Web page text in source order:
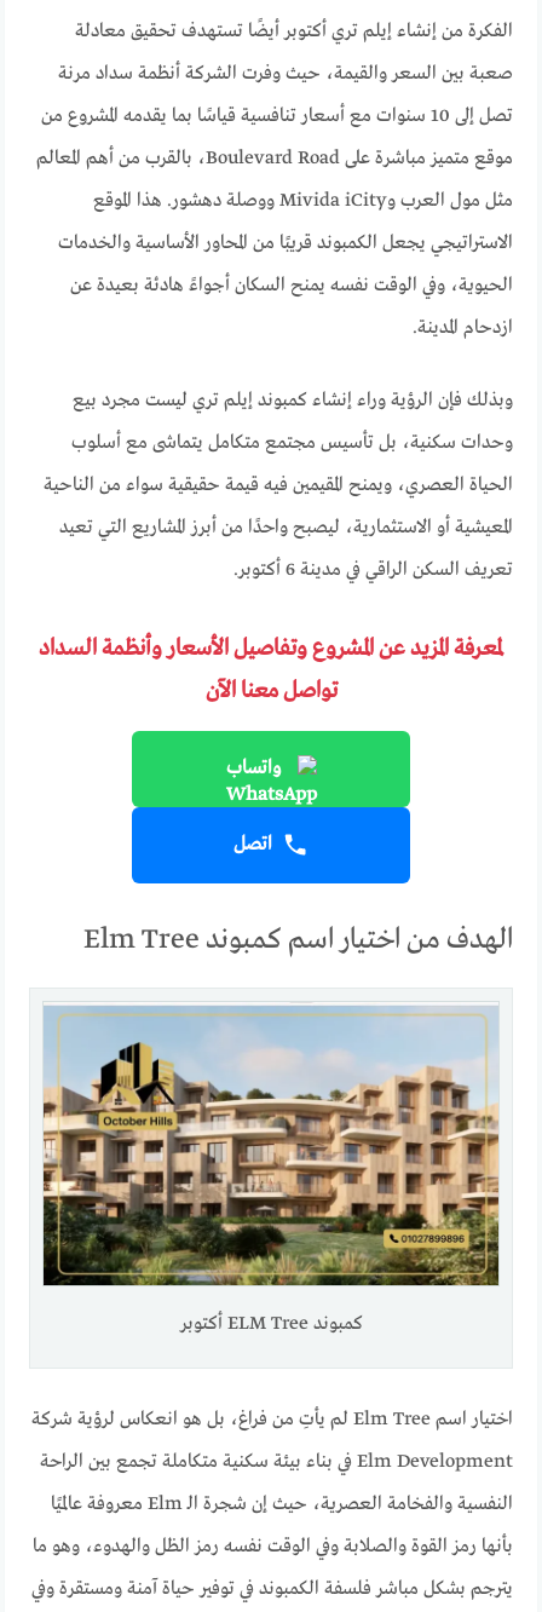
الفكرة من إنشاء إيلم تري أكتوبر أيضًا تستهدف تحقيق معادلة
صعبة بين السعر والقيمة، حيث وفرت الشركة أنظمة سداد مرنة
تصل إلى 10 سنوات مع أسعار تنافسية قياسًا بما يقدمه المشروع من
موقع متميز مباشرة على Boulevard Road، بالقرب من أهم المعالم
مثل مول العرب وMivida iCity ووصلة دهشور. هذا الموقع
الاستراتيجي يجعل الكمبوند قريبًا من المحاور الأساسية والخدمات
الحيوية، وفي الوقت نفسه يمنح السكان أجواءً هادئة بعيدة عن
ازدحام المدينة.
وبذلك فإن الرؤية وراء إنشاء كمبوند إيلم تري ليست مجرد بيع
وحدات سكنية، بل تأسيس مجتمع متكامل يتماشى مع أسلوب
الحياة العصري، ويمنح المقيمين فيه قيمة حقيقية سواء من الناحية
المعيشية أو الاستثمارية، ليصبح واحدًا من أبرز المشاريع التي تعيد
تعريف السكن الراقي في مدينة 6 أكتوبر.
لمعرفة المزيد عن المشروع وتفاصيل الأسعار وأنظمة السداد
تواصل معنا الآن
واتساب
اتصل
الهدف من اختيار اسم كمبوند Elm Tree
كمبوند ELM Tree أكتوبر
اختيار اسم Elm Tree لم يأتِ من فراغ، بل هو انعكاس لرؤية شركة
Elm Development في بناء بيئة سكنية متكاملة تجمع بين الراحة
النفسية والفخامة العصرية، حيث إن شجرة الـ Elm معروفة عالميًا
بأنها رمز القوة والصلابة وفي الوقت نفسه رمز الظل والهدوء، وهو ما
يترجم بشكل مباشر فلسفة الكمبوند في توفير حياة آمنة ومستقرة وفي